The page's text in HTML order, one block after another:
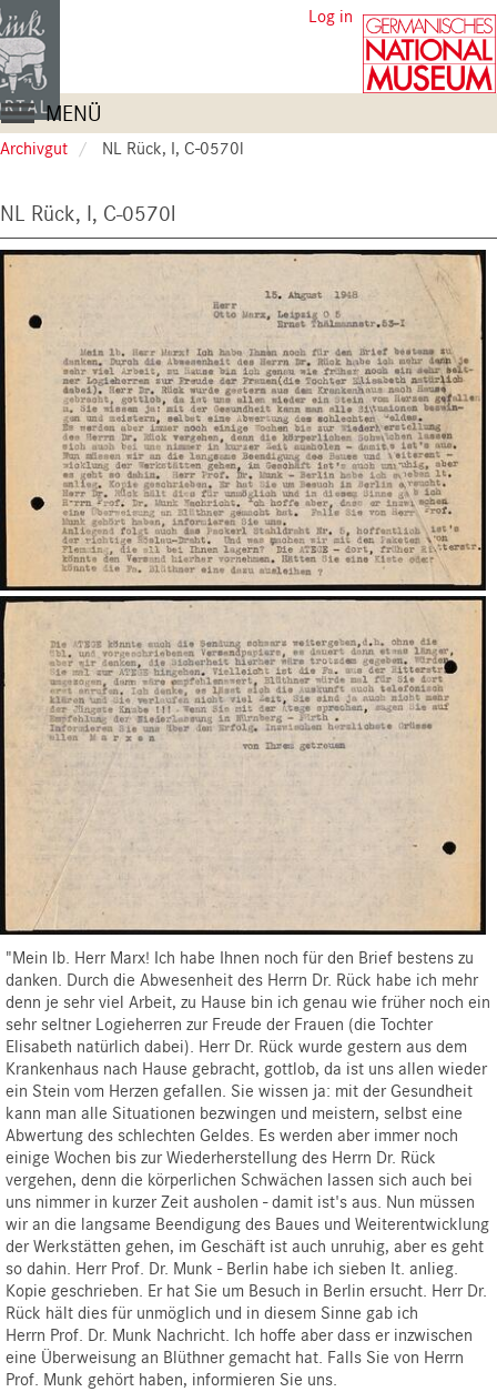
Skip
to
main
content
User
account
menu
Log in
Main
navigation
MENÜ
Archivgut NL Rück, I, C-0570l
NL Rück, I, C-0570l
"Mein lb. Herr Marx! Ich habe Ihnen noch für den Brief bestens zu
danken. Durch die Abwesenheit des Herrn Dr. Rück habe ich mehr
denn je sehr viel Arbeit, zu Hause bin ich genau wie früher noch ein
sehr seltner Logieherren zur Freude der Frauen (die Tochter
Elisabeth natürlich dabei). Herr Dr. Rück wurde gestern aus dem
Krankenhaus nach Hause gebracht, gottlob, da ist uns allen wieder
ein Stein vom Herzen gefallen. Sie wissen ja: mit der Gesundheit
kann man alle Situationen bezwingen und meistern, selbst eine
Abwertung des schlechten Geldes. Es werden aber immer noch
einige Wochen bis zur Wiederherstellung des Herrn Dr. Rück
vergehen, denn die körperlichen Schwächen lassen sich auch bei
uns nimmer in kurzer Zeit ausholen - damit ist's aus. Nun müssen
wir an die langsame Beendigung des Baues und Weiterentwicklung
der Werkstätten gehen, im Geschäft ist auch unruhig, aber es geht
so dahin. Herr Prof. Dr. Munk - Berlin habe ich sieben It. anlieg.
Kopie geschrieben. Er hat Sie um Besuch in Berlin ersucht. Herr Dr.
Rück hält dies für unmöglich und in diesem Sinne gab ich
Herrn Prof. Dr. Munk Nachricht. Ich hoffe aber dass er inzwischen
eine Überweisung an Blüthner gemacht hat. Falls Sie von Herrn
Prof. Munk gehört haben, informieren Sie uns.